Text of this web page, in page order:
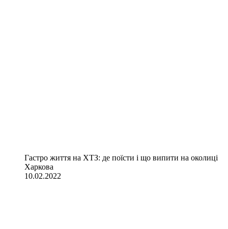
Гастро життя на ХТЗ: де поїсти і що випити на околиці
Харкова
10.02.2022